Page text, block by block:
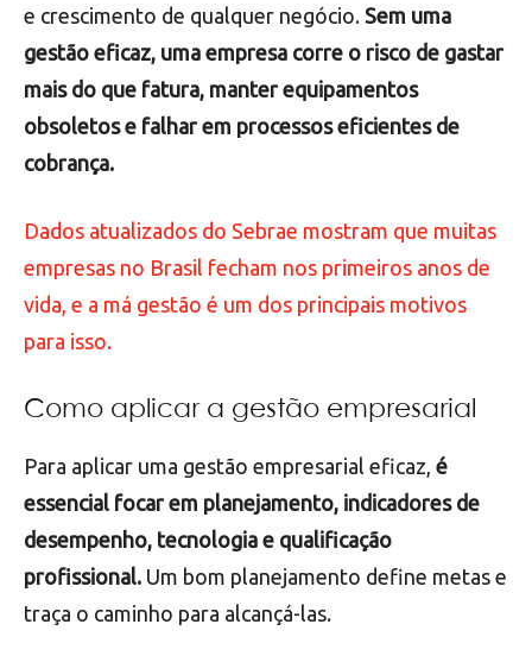
e crescimento de qualquer negócio. Sem uma
gestão eficaz, uma empresa corre o risco de gastar
mais do que fatura, manter equipamentos
obsoletos e falhar em processos eficientes de
cobrança.
Dados atualizados do Sebrae mostram que muitas
empresas no Brasil fecham nos primeiros anos de
vida, e a má gestão é um dos principais motivos
para isso.
Como aplicar a gestão empresarial
Para aplicar uma gestão empresarial eficaz, é
essencial focar em planejamento, indicadores de
desempenho, tecnologia e qualificação
profissional. Um bom planejamento define metas e
traça o caminho para alcançá-las.